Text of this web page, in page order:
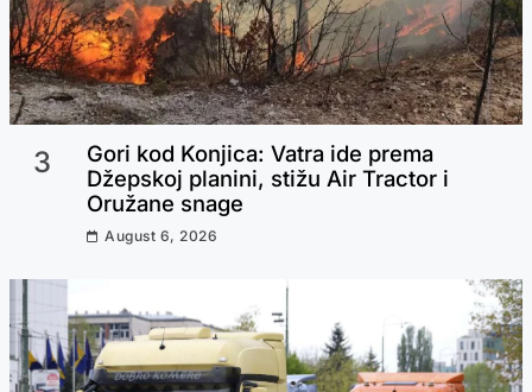
Jedna od najljepših nogometašica
svijeta potpisala za Hajduk:
“Ostvario mi se san”
Šampionski doček za Špance:
Hiljade navijača dočekale nove
prvake svijeta
3
Gori kod Konjica: Vatra ide prema
Džepskoj planini, stižu Air Tractor i
Oružane snage
August 6, 2026